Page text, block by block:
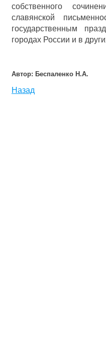
собственного
славянской
государственным
городах России и в
Автор: Беспаленко Н.А.
Назад